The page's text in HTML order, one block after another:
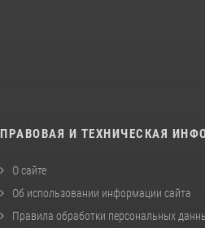
ПРАВОВАЯ И ТЕХНИЧЕСКАЯ
О сайте
Об использовании информации сайта
Правила обработки персональных